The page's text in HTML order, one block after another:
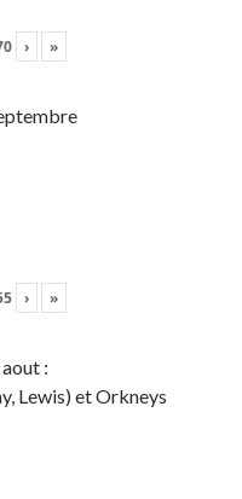
› »
› »
:
Lewis) et Orkneys